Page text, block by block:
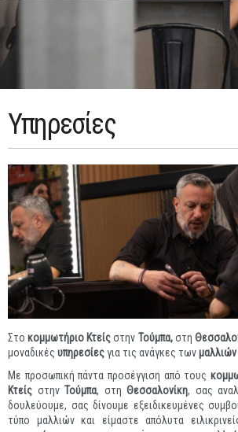
Υπηρεσίες
Στοκομμωτήριο Κτείςστην Τούμπα,στη
μοναδικές υπηρεσίεςγια τις ανάγκες τωνμαλλιών
Με προσωπική πάντα προσέγγιση από τους
Κτείς στηνΤούμπα, στηΘεσσαλονίκη, σας
δουλεύουμε, σας δίνουμε εξειδικευμένες
τύπο μαλλιών και είμαστε απόλυτα